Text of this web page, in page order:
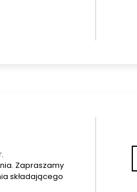
Zapraszamy
składającego